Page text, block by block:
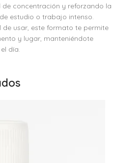
concentración y reforzando la
estudio o trabajo intenso.
de usar, este formato te permite
y lugar, manteniéndote
día.